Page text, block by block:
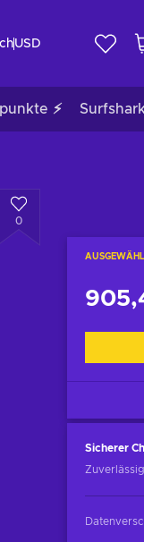
USD
⚡
0
Sicherer